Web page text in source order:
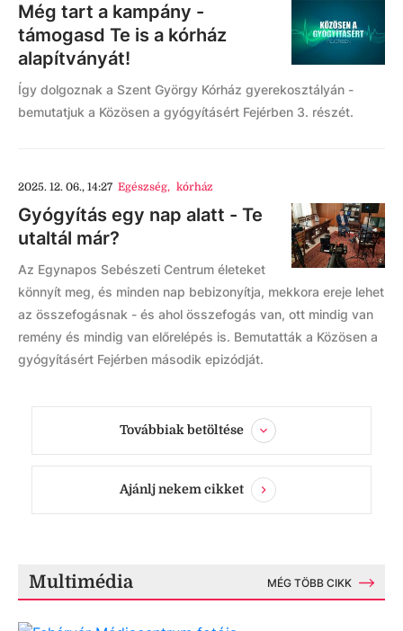
Még tart a kampány -
támogasd Te is a kórház
alapítványát!
Így dolgoznak a Szent György Kórház gyerekosztályán -
bemutatjuk a Közösen a gyógyításért Fejérben 3. részét.
2025. 12. 06., 14:27 Egészség, kórház
Gyógyítás egy nap alatt - Te
utaltál már?
Az Egynapos Sebészeti Centrum életeket
könnyít meg, és minden nap bebizonyítja, mekkora ereje lehet
az összefogásnak - és ahol összefogás van, ott mindig van
remény és mindig van előrelépés is. Bemutatták a Közösen a
gyógyításért Fejérben második epizódját.
Továbbiak betöltése
Ajánlj nekem cikket
Multimédia MÉG TÖBB CIKK